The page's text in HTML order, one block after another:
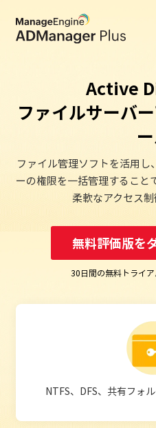
Active
ファイルサーバ
ファイル管理ソフトを活用
ーの権限を一括管理すること
柔軟なアクセス
無料評価版を
30日間の無料トライア
NTFS、DFS、共有フォ